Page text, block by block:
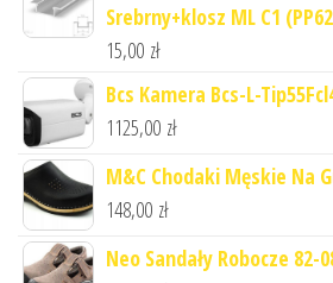
Srebrny+klosz ML C1
15,00 zł
Bcs Kamera Bcs-L-
1125,00 zł
M&C Chodaki Męskie Na
148,00 zł
Neo Sandały Robocze 82-